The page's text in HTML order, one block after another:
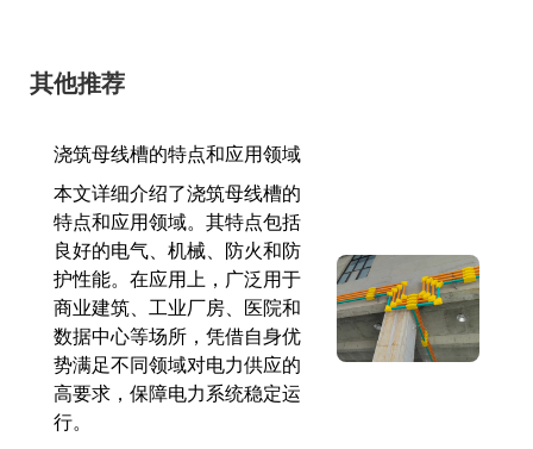
其他推荐
浇筑母线槽的特点和应用领域
本文详细介绍了浇筑母线槽的
特点和应用领域。其特点包括
良好的电气、机械、防火和防
护性能。在应用上，广泛用于
商业建筑、工业厂房、医院和
数据中心等场所，凭借自身优
势满足不同领域对电力供应的
高要求，保障电力系统稳定运
行。